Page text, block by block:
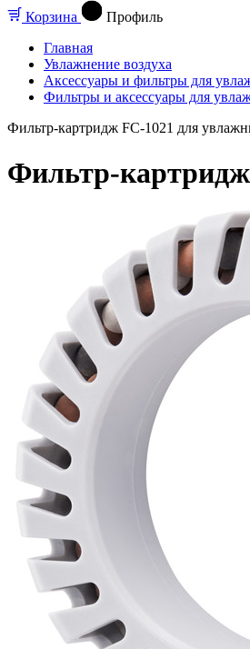
Корзина
Профиль
Главная
Увлажнение воздуха
Аксессуары и фильтры для
Фильтры и аксессуары для
Фильтр-картридж FC-1021 для
Фильтр-